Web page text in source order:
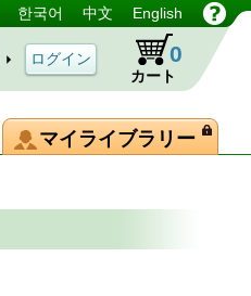
한국어 中文 English
カート
0
マイライブラリー